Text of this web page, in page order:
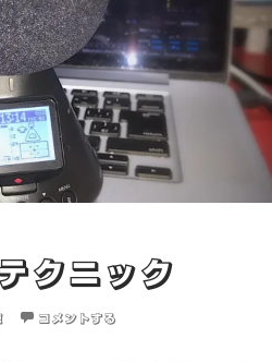
クニック
コメントする